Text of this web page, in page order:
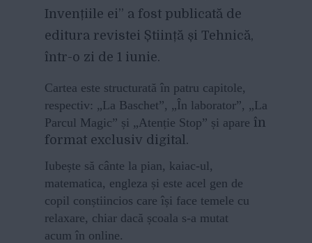
Invențiile ei” a fost publicată de
editura revistei Știință și Tehnică,
într-o zi de 1 iunie.
Cartea este structurată în patru capitole,
respectiv: „La Baschet”, „În laborator”, „La
Parcul Magic” și „Atenție Stop” și apare în
format exclusiv digital.
Iubește să cânte la pian, kaiac-ul,
matematica, engleza și este acel gen de
copil conștiincios care își face temele cu
relaxare, chiar dacă școala s-a mutat
acum în online.